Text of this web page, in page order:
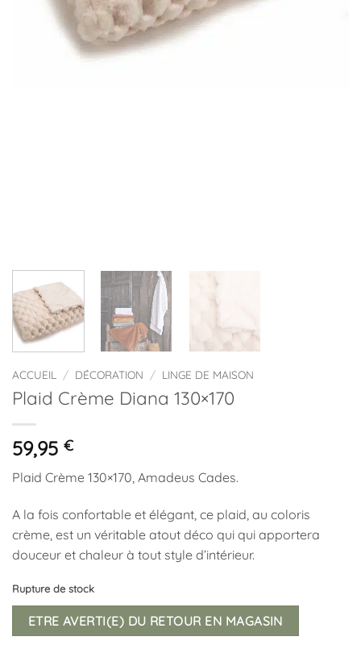
ACCUEIL / DÉCORATION / LINGE DE MAISON
Plaid Crème Diana 130×170
59,95 €
Plaid Crème 130×170, Amadeus Cades.
A la fois confortable et élégant, ce plaid, au coloris
crème, est un véritable atout déco qui qui apportera
douceur et chaleur à tout style d’intérieur.
Rupture de stock
ETRE AVERTI(E) DU RETOUR EN MAGASIN